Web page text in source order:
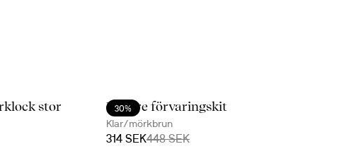
stor 30%
Nature förvaringskit
Klar/mörkbrun
314 SEK448 SEK